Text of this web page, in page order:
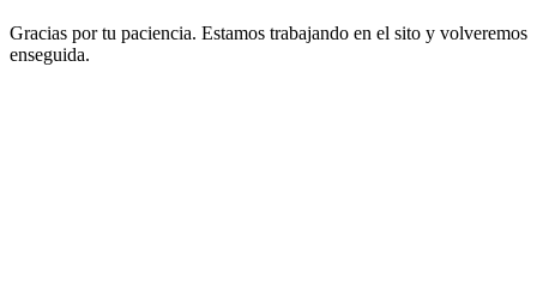
Gracias por tu paciencia. Estamos trabajando en el sito y volveremos
enseguida.